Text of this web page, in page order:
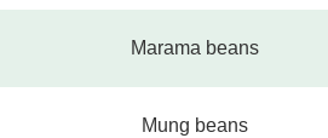
Marama beans
Mung beans